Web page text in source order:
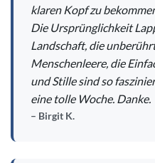
klaren Kopf zu
Die Ursprünglichkeit
Landschaft, die
Menschenleere, die
und Stille sind so
eine tolle Woche. Danke.
Birgit K.